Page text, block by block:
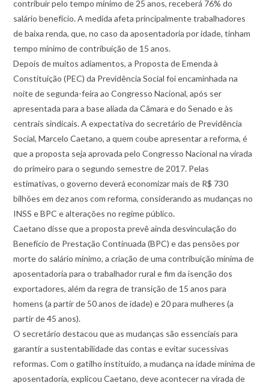
contribuir pelo tempo mínimo de 25 anos, receberá 76% do
salário benefício. A medida afeta principalmente trabalhadores
de baixa renda, que, no caso da aposentadoria por idade, tinham
tempo mínimo de contribuição de 15 anos.
Depois de muitos adiamentos, a Proposta de Emenda à
Constituição (PEC) da Previdência Social foi encaminhada na
noite de segunda-feira ao Congresso Nacional, após ser
apresentada para a base aliada da Câmara e do Senado e às
centrais sindicais. A expectativa do secretário de Previdência
Social, Marcelo Caetano, a quem coube apresentar a reforma, é
que a proposta seja aprovada pelo Congresso Nacional na virada
do primeiro para o segundo semestre de 2017. Pelas
estimativas, o governo deverá economizar mais de R$ 730
bilhões em dez anos com reforma, considerando as mudanças no
INSS e BPC e alterações no regime público.
Caetano disse que a proposta prevê ainda desvinculação do
Benefício de Prestação Continuada (BPC) e das pensões por
morte do salário mínimo, a criação de uma contribuição mínima de
aposentadoria para o trabalhador rural e fim da isenção dos
exportadores, além da regra de transição de 15 anos para
homens (a partir de 50 anos de idade) e 20 para mulheres (a
partir de 45 anos).
O secretário destacou que as mudanças são essenciais para
garantir a sustentabilidade das contas e evitar sucessivas
reformas. Com o gatilho instituído, a mudança na idade mínima de
aposentadoria, explicou Caetano, deve acontecer na virada de